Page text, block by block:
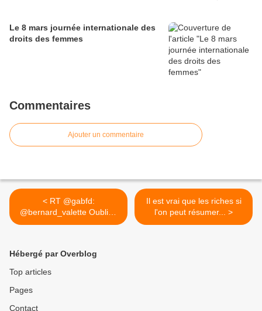
Le 8 mars journée internationale des
droits des femmes
Commentaires
Ajouter un commentaire
< RT @gabfd:
@bernard_valette Oubliée
la fiche avec...
Il est vrai que les riches si
l'on peut résumer... >
Hébergé par Overblog
Top articles
Pages
Contact